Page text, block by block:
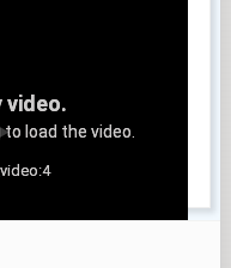
video.
load the video.